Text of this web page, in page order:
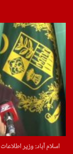
اسلام آباد: وزیر